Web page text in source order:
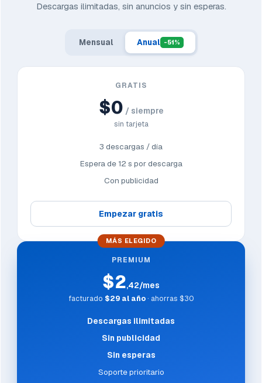
Descargas ilimitadas, sin anuncios y sin esperas.
Mensual Anual -51%
GRATIS
$0 / siempre
sin tarjeta
3 descargas / día
Espera de 12 s por descarga
Con publicidad
Empezar gratis
MÁS ELEGIDO
PREMIUM
$2,42/mes
facturado $29 al año· ahorras $30
Descargas ilimitadas
Sin publicidad
Sin esperas
Soporte prioritario